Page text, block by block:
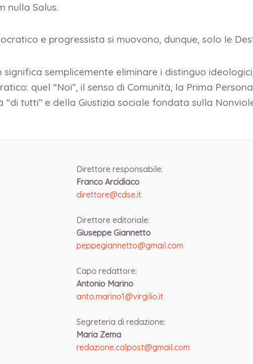
nulla Salus.
e progressista si muovono, dunque, solo le
significa semplicemente eliminare i distinguo
quel “Noi”, il senso di Comunità, la Prima
“di tutti” e della Giustizia sociale fondata sulla
Direttore responsabile:
Franco Arcidiaco
direttore@cdse.it
Direttore editoriale:
Giuseppe Giannetto
peppegiannetto@gmail.com
Capo redattore:
Antonio Marino
anto.marino1@virgilio.it
Segreteria di redazione:
Maria Zema
redazione.calpost@gmail.com